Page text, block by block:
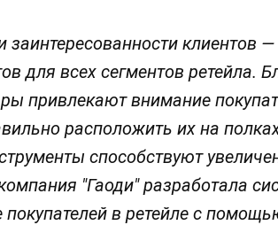
заинтересованности клиентов
для всех сегментов ретейла.
привлекают внимание
расположить их на
способствуют
"Гаоди" разработала
в ретейле с